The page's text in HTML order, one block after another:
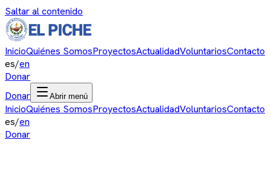
Saltar al contenido
InicioQuiénes SomosProyectosActualidadVoluntariosContacto
es/en
Donar
Donar
Abrir menú
InicioQuiénes SomosProyectosActualidadVoluntariosContacto
es/en
Donar